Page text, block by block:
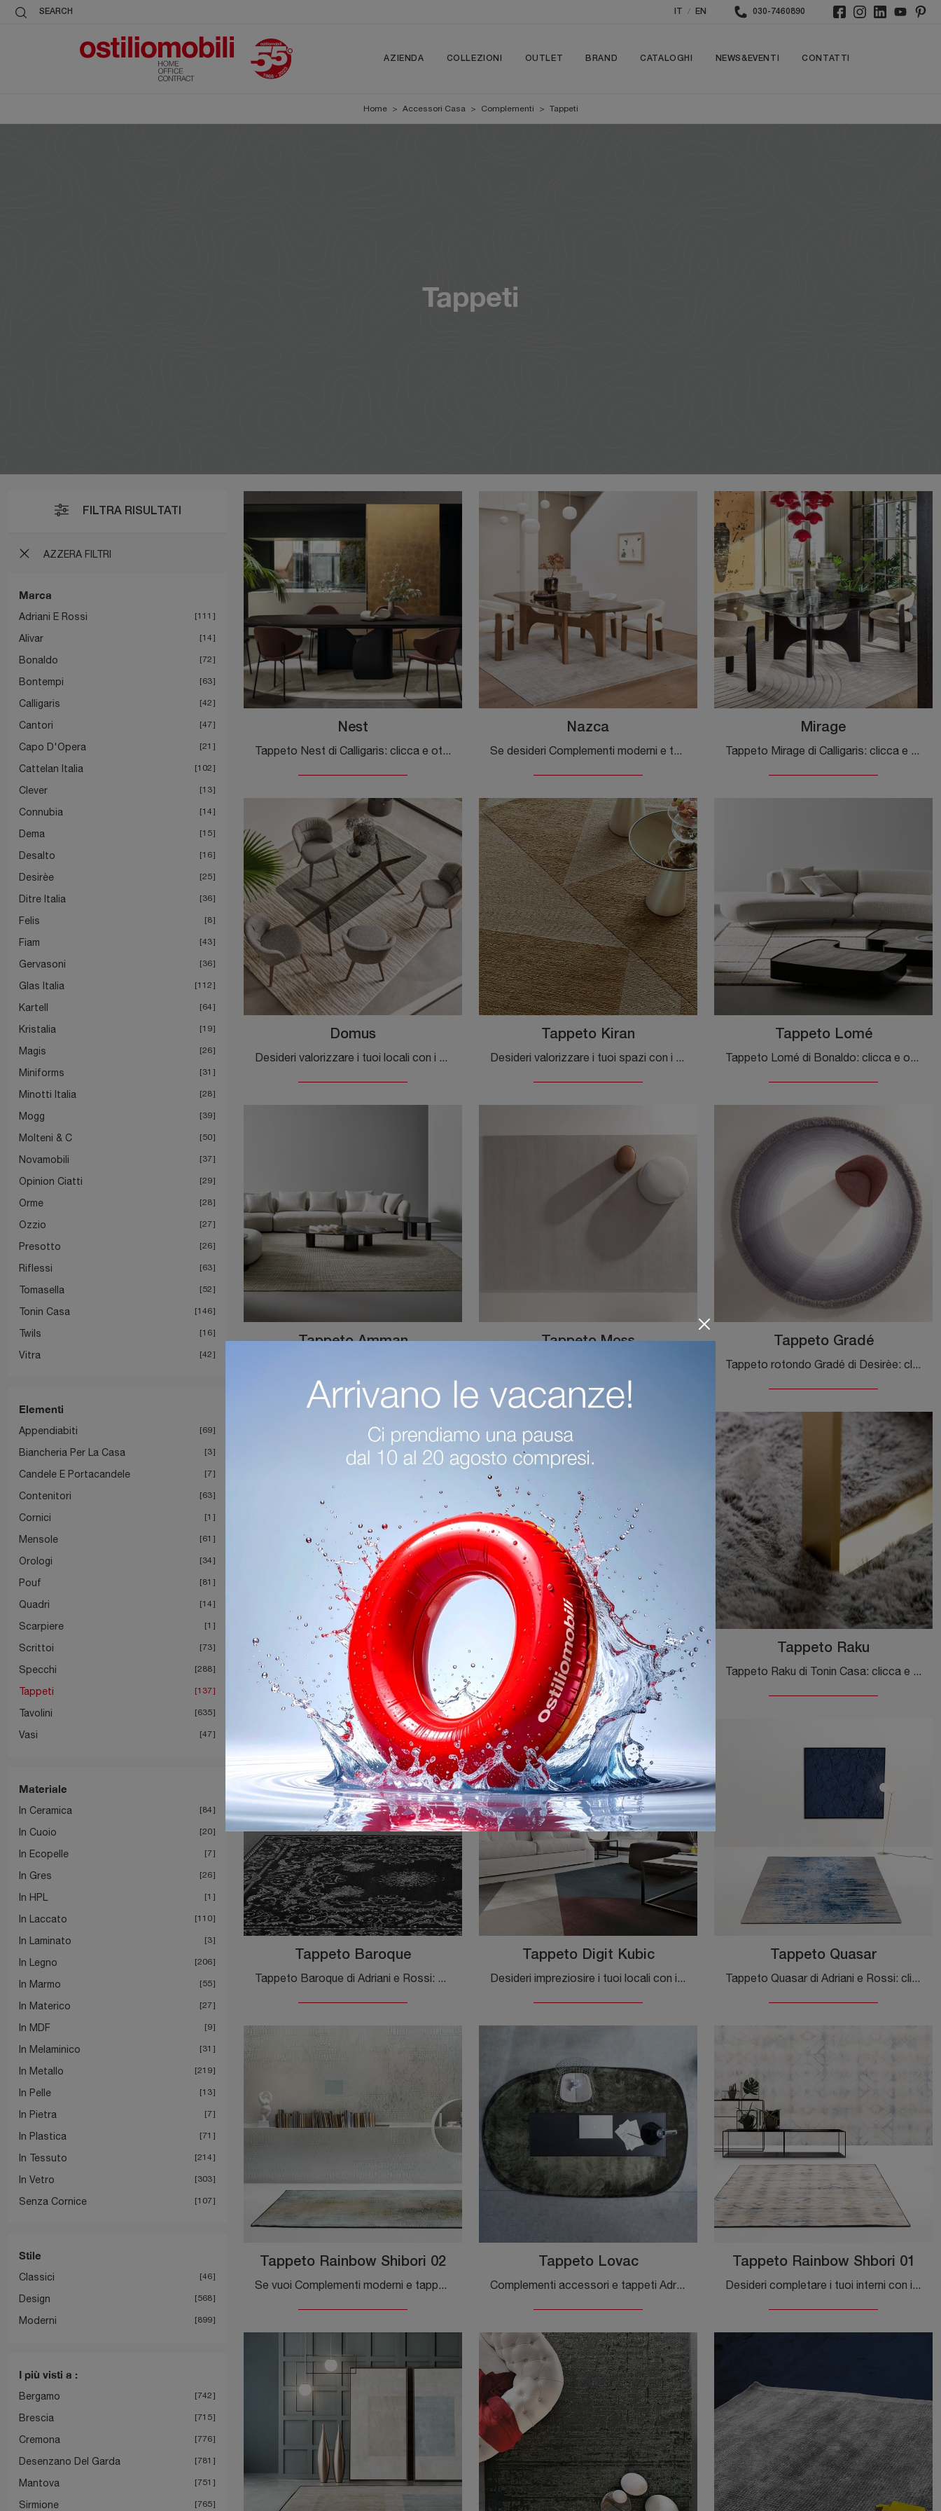
SEARCH / EN 030-7460890
AZIENDA COLLEZIONI OUTLET BRAND CATALOGHI NEWS&EVENTI CONTATTI
Home > Accessori Casa > Complementi > Tappeti
Tappeti
FILTRA RISULTATI
AZZERA FILTRI
Marca
Adriani E Rossi 111
Alivar 14
Bonaldo 72
Bontempi 63
Calligaris 42
Cantori 47
Capo D'Opera 21
Cattelan Italia 102
Clever 13
Connubia 14
Dema 15
Desalto 16
Desirèe 25
Ditre Italia 36
Felis 8
Fiam 43
Gervasoni 36
Glas Italia 112
Kartell 64
Kristalia 19
Magis 26
Miniforms 31
Minotti Italia 28
Mogg 39
Molteni & C 50
Novamobili 37
Opinion Ciatti 29
Orme 28
Ozzio 27
Presotto 26
Riflessi 63
Tomasella 52
Tonin Casa 146
Twils 16
Vitra 42
Elementi
Appendiabiti 69
Biancheria Per La Casa 3
Candele E Portacandele 7
Contenitori 63
Cornici 1
Mensole 61
Orologi 34
Pouf 81
Quadri 14
Scarpiere 1
Scrittoi 73
Specchi 288
Tappeti 137
Tavolini 635
Vasi 47
Materiale
In Ceramica 84
In Cuoio 20
In Ecopelle 7
In Gres 26
In HPL 1
In Laccato 110
In Laminato 3
In Legno 206
In Marmo 55
In Materico 27
In MDF 9
In Melaminico 31
In Metallo 219
In Pelle 13
In Pietra 7
In Plastica 71
In Tessuto 214
In Vetro 303
Senza Cornice 107
Stile
Classici 46
Design 568
Moderni 899
I più visti a :
Bergamo 742
Brescia 715
Cremona 776
Desenzano Del Garda 781
Mantova 751
Sirmione 765
Nest
Tappeto Nest di Calligaris: clicca e ottieni informazioni sui Complementi e tappeti moderni in tessuto del noto e conosciuto marchio!
Nazca
Se desideri Complementi moderni e tappeti in tessuto ottieni informazioni sul modello Nazca della marca Calligaris.
Mirage
Tappeto Mirage di Calligaris: clicca e ottieni informazioni sui Complementi e tappeti moderni in tessuto del rinomato brand!
Domus
Desideri valorizzare i tuoi locali con i Complementi Calligaris? Ecco qui differenti modelli di tappeti in tessuto come Domus.
Tappeto Kiran
Desideri valorizzare i tuoi spazi con i Complementi Cattelan Italia? Eccoti molteplici modelli di tappeti in tessuto come Tappeto Kiran.
Tappeto Lomé
Tappeto Lomé di Bonaldo: clicca e ottieni informazioni sui Complementi e tappeti moderni in tessuto del noto e conosciuto brand!
Tappeto Amman
Tappeto Moss
Tappeto Gradé
Tappeto rotondo Gradé di Desirèe: clicca e ottieni informazioni sui Complementi e tappeti design in tessuto del rinomato marchio!
Tappeto Oasi
Tappeto Rila
Accessori complementari e tappeti Tonin Casa: scopri come arricchire i tuoi locali moderni con il modello Tappeto Rila.
Tappeto Raku
Tappeto Raku di Tonin Casa: clicca e scopri di più sui Complementi e tappeti moderni in tessuto del noto e conosciuto marchio!
Tappeto Baroque
Tappeto Baroque di Adriani e Rossi: clicca e scopri di più sui Complementi e tappeti classici in tessuto del rinomato brand!
Tappeto Digit Kubic
Desideri impreziosire i tuoi locali con i Complementi Adriani e Rossi? Ecco qui diversi modelli di tappeti in tessuto come Tappeto Digit Kubic.
Tappeto Quasar
Tappeto Quasar di Adriani e Rossi: clicca e scopri di più sui Complementi e tappeti moderni in tessuto del rinomato brand!
Tappeto Rainbow Shibori 02
Se vuoi Complementi moderni e tappeti in tessuto scopri di più sul modello Tappeto Rainbow Shibori 02 del marchio Adriani e Rossi.
Tappeto Lovac
Complementi accessori e tappeti Adriani e Rossi: scopri come completare i tuoi locali moderni con il modello Tappeto Lovac.
Tappeto Rainbow Shbori 01
Desideri completare i tuoi interni con i Complementi Adriani e Rossi? Ti presentiamo differenti modelli di tappeti in tessuto come Tappeto Rainbow ...